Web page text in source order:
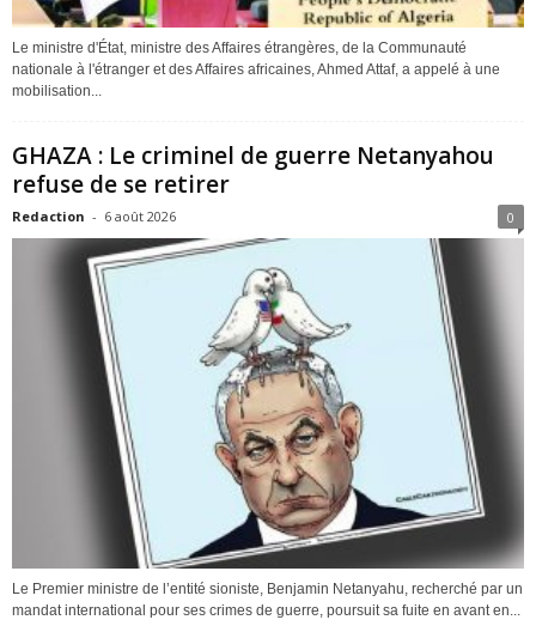
Le ministre d'État, ministre des Affaires étrangères, de la Communauté
nationale à l'étranger et des Affaires africaines, Ahmed Attaf, a appelé à une
mobilisation...
GHAZA : Le criminel de guerre Netanyahou
refuse de se retirer
Redaction - 6 août 2026 0
Le Premier ministre de l’entité sioniste, Benjamin Netanyahu, recherché par un
mandat international pour ses crimes de guerre, poursuit sa fuite en avant en...